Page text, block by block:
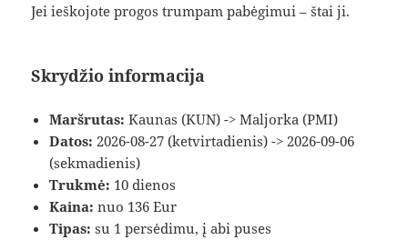
Jei ieškojote progos trumpam pabėgimui – štai ji.
Skrydžio informacija
Maršrutas: Kaunas (KUN) -> Maljorka (PMI)
Datos: 2026-08-27 (ketvirtadienis) -> 2026-09-06
(sekmadienis)
Trukmė: 10 dienos
Kaina: nuo 136 Eur
Tipas: su 1 persėdimu, į abi puses